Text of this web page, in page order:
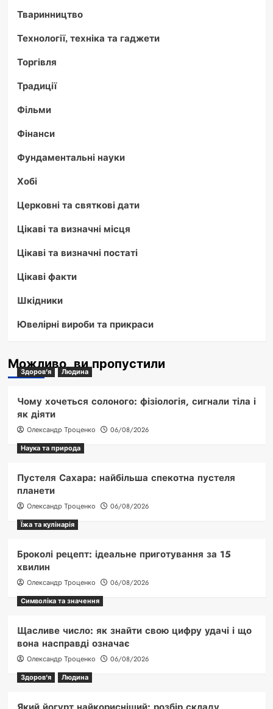
Тваринництво
Технології, техніка та гаджети
Торгівля
Традиції
Фільми
Фінанси
Фундаментальні науки
Хобі
Церковні та святкові дати
Цікаві та визначні місця
Цікаві та визначні постаті
Цікаві факти
Шкідники
Ювелірні вироби та прикраси
Можливо, ви пропустили
Здоров'я Людина
Чому хочеться солоного: фізіологія, сигнали тіла і
як діяти
Олександр Троценко
06/08/2026
Наука та природа
Пустеля Сахара: найбільша спекотна пустеля
планети
Олександр Троценко
06/08/2026
Їжа та кулінарія
Броколі рецепт: ідеальне приготування за 15
хвилин
Олександр Троценко
06/08/2026
Символіка та значення
Щасливе число: як знайти свою цифру удачі і що
вона насправді означає
Олександр Троценко
06/08/2026
Здоров'я
Людина